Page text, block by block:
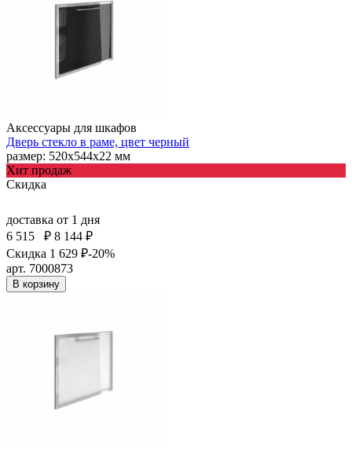
Аксессуары для шкафов
Дверь стекло в раме, цвет черный
размер: 520х544х22 мм
Хит продаж
Скидка
доставка от 1 дня
6 515
₽ 8 144 ₽
Скидка 1 629 ₽-20%
арт. 7000873
В корзину